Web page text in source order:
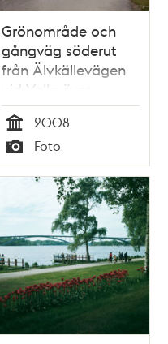
Grönområde och
gångväg söderut
från Älvkällevägen
vid Valla över
Årstafältet mot
Östberga.
Tid
2008
Typ
Foto